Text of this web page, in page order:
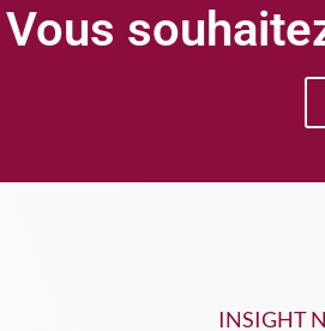
Vous
INSIGHT